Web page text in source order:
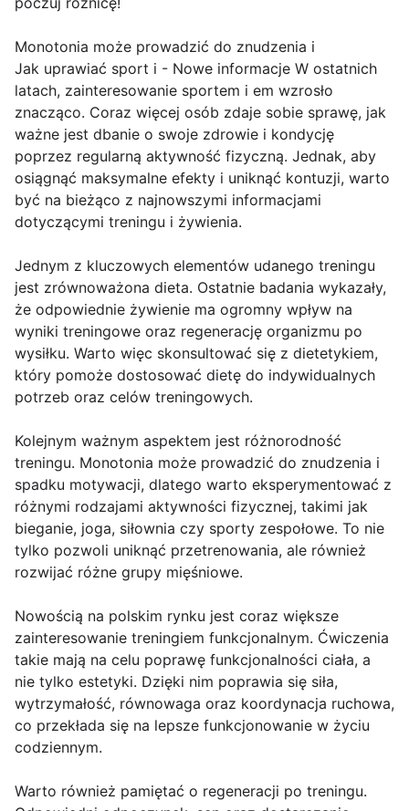
Monotonia może prowadzić do znudzenia i
Jak uprawiać sport i - Nowe informacje W ostatnich
latach, zainteresowanie sportem i em wzrosło
znacząco. Coraz więcej osób zdaje sobie sprawę, jak
ważne jest dbanie o swoje zdrowie i kondycję
poprzez regularną aktywność fizyczną. Jednak, aby
osiągnąć maksymalne efekty i uniknąć kontuzji, warto
być na bieżąco z najnowszymi informacjami
dotyczącymi treningu i żywienia.
Jednym z kluczowych elementów udanego treningu
jest zrównoważona dieta. Ostatnie badania wykazały,
że odpowiednie żywienie ma ogromny wpływ na
wyniki treningowe oraz regenerację organizmu po
wysiłku. Warto więc skonsultować się z dietetykiem,
który pomoże dostosować dietę do indywidualnych
potrzeb oraz celów treningowych.
Kolejnym ważnym aspektem jest różnorodność
treningu. Monotonia może prowadzić do znudzenia i
spadku motywacji, dlatego warto eksperymentować z
różnymi rodzajami aktywności fizycznej, takimi jak
bieganie, joga, siłownia czy sporty zespołowe. To nie
tylko pozwoli uniknąć przetrenowania, ale również
rozwijać różne grupy mięśniowe.
Nowością na polskim rynku jest coraz większe
zainteresowanie treningiem funkcjonalnym. Ćwiczenia
takie mają na celu poprawę funkcjonalności ciała, a
nie tylko estetyki. Dzięki nim poprawia się siła,
wytrzymałość, równowaga oraz koordynacja ruchowa,
co przekłada się na lepsze funkcjonowanie w życiu
codziennym.
Warto również pamiętać o regeneracji po treningu.